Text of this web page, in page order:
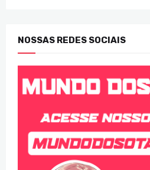
NOSSAS REDES SOCIAIS